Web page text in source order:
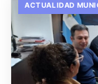
ACTUALIDAD